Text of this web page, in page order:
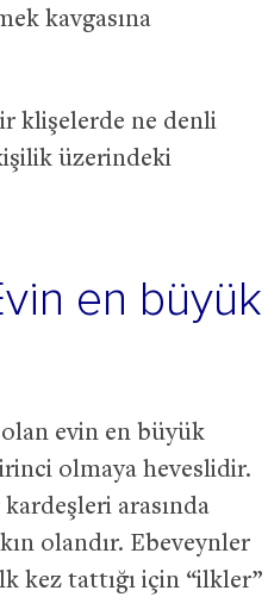
kavgasına
klişelerde ne denli
üzerindeki
en büyük
olan evin en büyük
olmaya heveslidir.
arasında
olandır. Ebeveynler
kez tattığı için “ilkler”